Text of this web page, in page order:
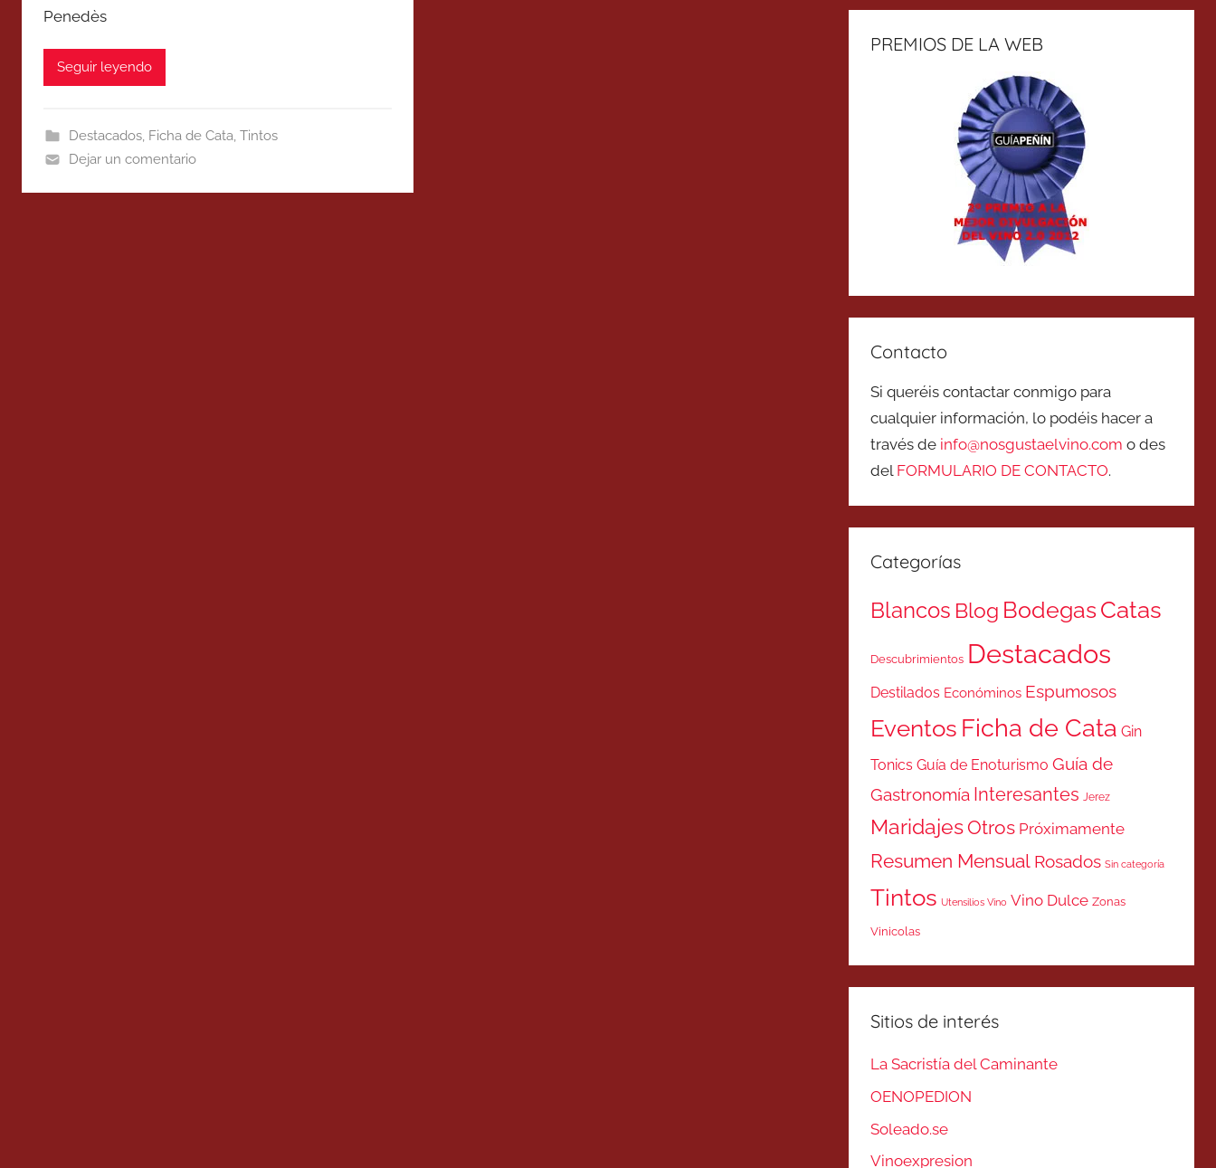
Penedès
Seguir leyendo
Destacados, Ficha de Cata, Tintos
Dejar un comentario
PREMIOS DE LA WEB
Contacto
Si queréis contactar conmigo para
cualquier información, lo podéis hacer a
través de info@nosgustaelvino.com o des
del FORMULARIO DE CONTACTO.
Categorías
Blancos Blog BodegasCatas
Descubrimientos Destacados
Destilados Económinos Espumosos
Eventos Ficha de Cata Gin
Tonics Guía de Enoturismo Guía de
Gastronomía Interesantes Jerez
MaridajesOtros Próximamente
Resumen Mensual Rosados Sin categoría
Tintos Utensilios Vino Vino Dulce Zonas
Vinicolas
Sitios de interés
La Sacristía del Caminante
OENOPEDION
Soleado.se
Vinoexpresion